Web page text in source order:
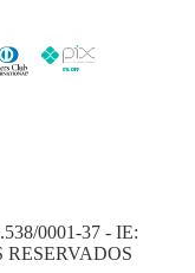
0001-37 - IE:
RESERVADOS